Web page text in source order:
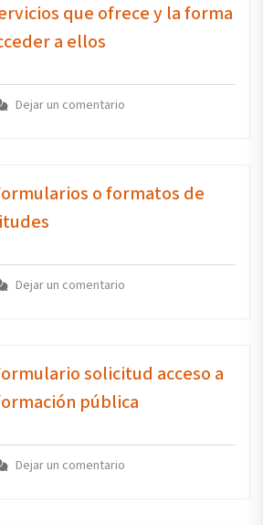
que ofrece y la forma
a ellos
Dejar un comentario
o formatos de
Dejar un comentario
solicitud acceso a
pública
Dejar un comentario